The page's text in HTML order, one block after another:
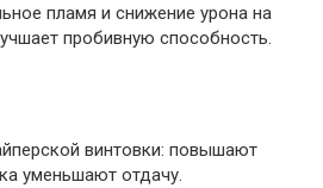
пламя и снижение урона на
пробивную способность.
винтовки: повышают
уменьшают отдачу.